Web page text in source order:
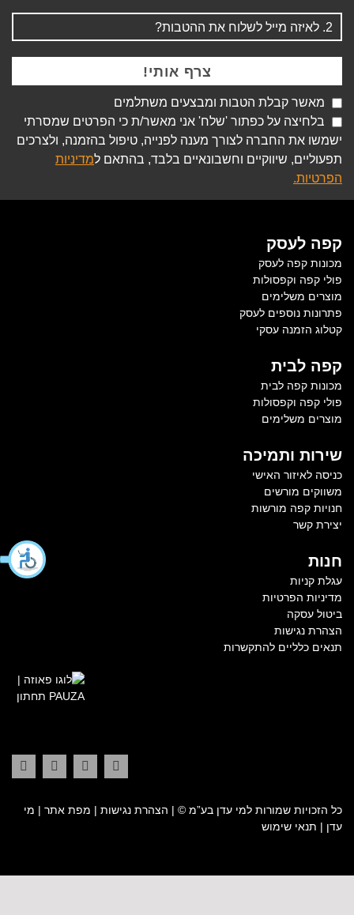
מאשר קבלת הטבות ומבצעים משתלמים
בלחיצה על כפתור 'שלח' אני מאשר/ת כי הפרטים שמסרתי
ישמשו את החברה לצורך מענה לפנייה, טיפול בהזמנה, ולצרכים
תפעוליים, שיווקיים וחשבונאיים בלבד, בהתאם למדיניות
הפרטיות.
קפה לעסק
מכונות קפה לעסק
פולי קפה וקפסולות
מוצרים משלימים
פתרונות נוספים לעסק
קטלוג הזמנה עסקי
קפה לבית
מכונות קפה לבית
פולי קפה וקפסולות
מוצרים משלימים
שירות ותמיכה
כניסה לאיזור האישי
משווקים מורשים
חנויות קפה מורשות
יצירת קשר
חנות
עגלת קניות
מדיניות הפרטיות
ביטול עסקה
הצהרת נגישות
תנאים כלליים להתקשרות
כל הזכויות שמורות למי עדן בע”מ © | הצהרת נגישות | מפת אתר | מי
עדן | תנאי שימוש